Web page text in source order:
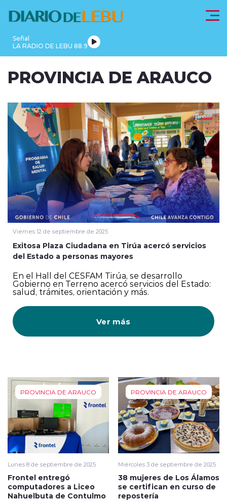
Señal
LA RADIO DE LEBU 88.9
LEBU
PROVINCIA
DE
ARAUCO
REGIONALESFRONTELACTUALIDAD
modo claro
PROVINCIA DE ARAUCO
Viernes 12 de septiembre de 2025
Exitosa Plaza Ciudadana en Tirúa acercó servicios
del Estado a personas mayores
En el Hall del CESFAM Tirúa, se desarrollo
Gobierno en Terreno acercó servicios del Estado:
salud, trámites, orientación y más.
Ver más
PROVINCIA DE ARAUCO
Lunes 8 de septiembre de 2025
Frontel entregó
computadores a Liceo
Nahuelbuta de Contulmo
PROVINCIA DE ARAUCO
Miércoles 3 de septiembre de 2025
38 mujeres de Los Álamos
se certifican en curso de
repostería